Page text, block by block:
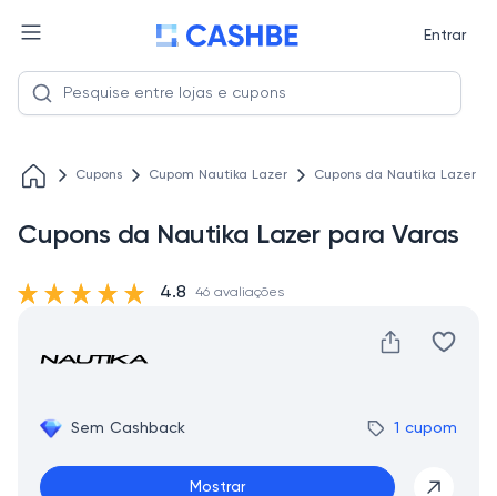
Entrar
Cupons Cupom Nautika Lazer Cupons da Nautika Lazer
Cupons da Nautika Lazer para Varas
Sem Cashback 1 cupom
Mostrar
4.8 46 avaliações